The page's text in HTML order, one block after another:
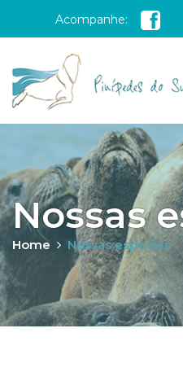
Acompanhe:
Nossas
Home Nossas espécies